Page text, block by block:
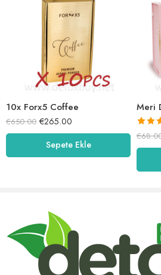
10x Forx5 Coffee
€650.00 €265.00
Sepete Ekle
Meri
5
5.00
€